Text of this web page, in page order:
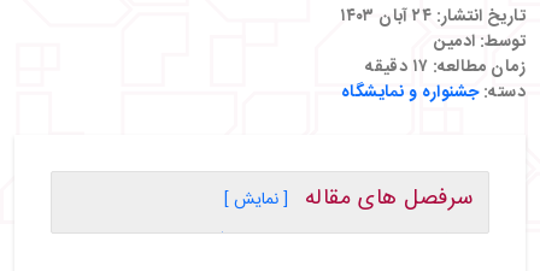
تاریخ انتشار: ۲۴ آبان ۱۴۰۳
توسط: ادمین
زمان مطالعه: ۱۷ دقیقه
دسته:جشنواره و نمایشگاه
سرفصل های مقاله
[ نمایش ]
・
فستیوال وایرلس میدل ایست (2025Wireless